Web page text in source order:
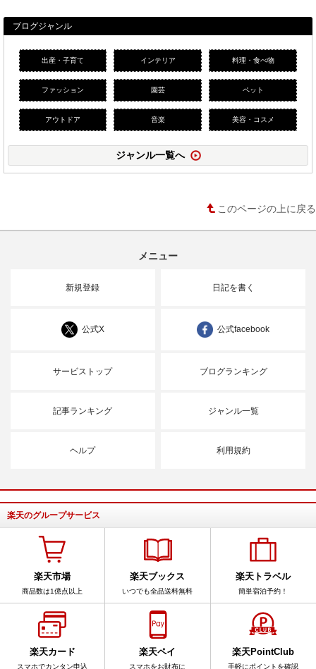
ブログジャンル
出産・子育て インテリア 料理・食べ物
ファッション 園芸 ペット
アウトドア 音楽 美容・コスメ
ジャンル一覧へ
このページの上に戻る
メニュー
新規登録 日記を書く
公式X 公式facebook
サービストップ ブログランキング
記事ランキング ジャンル一覧
ヘルプ 利用規約
楽天のグループサービス
楽天市場
商品数は1億点以上
楽天ブックス
いつでも全品送料無料
楽天トラベル
簡単宿泊予約！
楽天カード
スマホでカンタン申込
楽天ペイ
スマホをお財布に
楽天PointClub
手軽にポイントを確認